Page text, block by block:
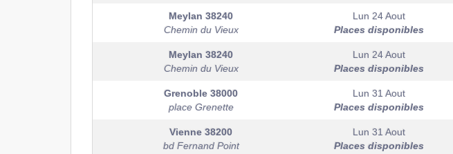
Meylan 38240
Chemin du Vieux
Lun 24 Aout
Places disponibles
Meylan 38240
Chemin du Vieux
Lun 24 Aout
Places disponibles
Grenoble 38000
place Grenette
Lun 31 Aout
Places disponibles
Vienne 38200
bd Fernand Point
Lun 31 Aout
Places disponibles